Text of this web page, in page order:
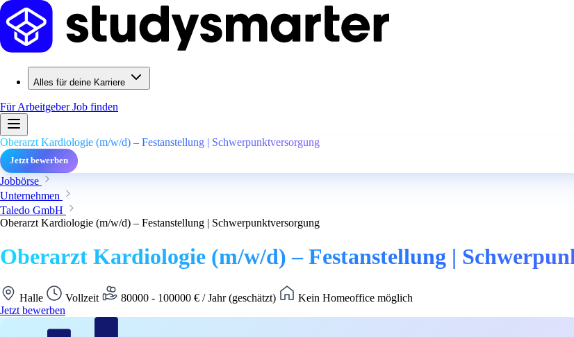
Alles für deine Karriere
Für ArbeitgeberJob finden
Oberarzt Kardiologie (m/w/d) – Festanstellung | Schwerpunktversorgung
Jetzt bewerben
Jobbörse
Unternehmen
Taledo GmbH
Oberarzt Kardiologie (m/w/d) – Festanstellung | Schwerpunktversorgung
Oberarzt Kardiologie (m/w/d) – Festanstellung |
Halle Vollzeit 80000 - 100000 € / Jahr (geschätzt)
Kein Homeoffice möglich
Jetzt bewerben